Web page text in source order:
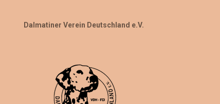
Dalmatiner Verein Deutschland e.V.